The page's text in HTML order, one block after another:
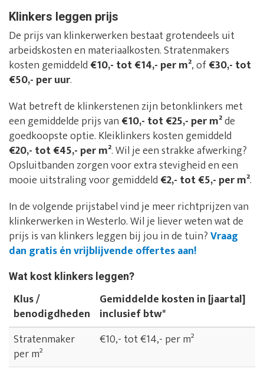
Klinkers leggen prijs
De prijs van klinkerwerken bestaat grotendeels uit
arbeidskosten en materiaalkosten. Stratenmakers
kosten gemiddeld €10,- tot €14,- per m², of€30,- tot
€50,- per uur.
Wat betreft de klinkerstenen zijn betonklinkers met
een gemiddelde prijs van €10,- tot €25,- per m²de
goedkoopste optie. Kleiklinkers kosten gemiddeld
€20,- tot €45,- per m². Wil je een strakke afwerking?
Opsluitbanden zorgen voor extra stevigheid en een
mooie uitstraling voor gemiddeld €2,- tot €5,- per m².
In de volgende prijstabel vind je meer richtprijzen van
klinkerwerken in Westerlo. Wil je liever weten wat de
prijs is van klinkers leggen bij jou in de tuin?Vraag
dan gratis én vrijblijvende offertes aan!
Wat kost klinkers leggen?
Klus /
benodigdheden
Gemiddelde kosten in [jaartal]
inclusief btw*
Stratenmaker
per m²
€10,- tot €14,- per m²